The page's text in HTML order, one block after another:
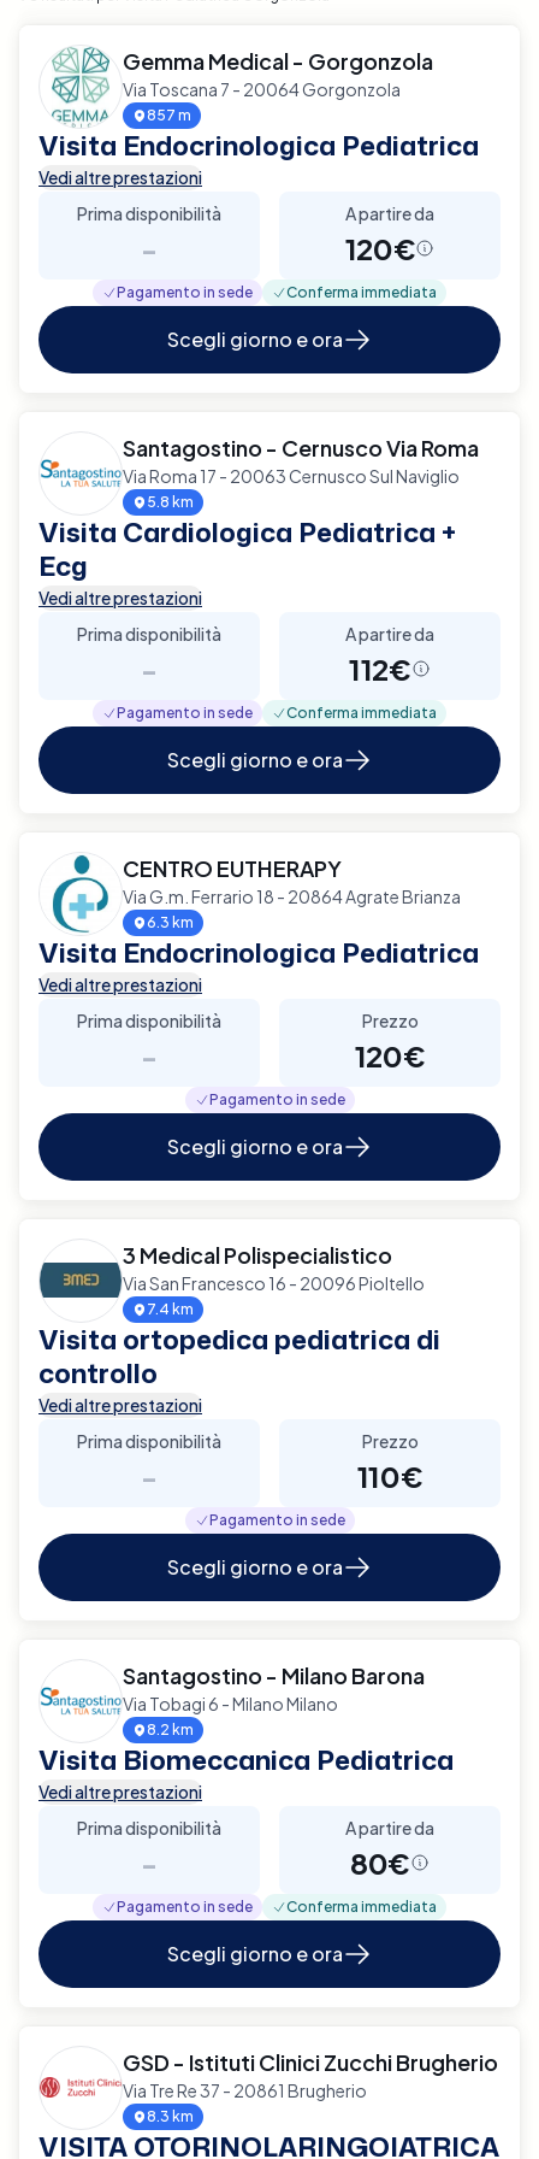
Gemma Medical - Gorgonzola
Via Toscana 7 - 20064 Gorgonzola
857 m
Visita Endocrinologica Pediatrica
Vedi altre prestazioni
Prima disponibilità
-
A partire da
120€
Pagamento in sede Conferma immediata
Scegli giorno e ora
Santagostino - Cernusco Via Roma
Via Roma 17 - 20063 Cernusco Sul Naviglio
5.8 km
Visita Cardiologica Pediatrica +
Ecg
Vedi altre prestazioni
Prima disponibilità
-
A partire da
112€
Pagamento in sede Conferma immediata
Scegli giorno e ora
CENTRO EUTHERAPY
Via G.m. Ferrario 18 - 20864 Agrate Brianza
6.3 km
Visita Endocrinologica Pediatrica
Vedi altre prestazioni
Prima disponibilità
-
Prezzo
120€
Pagamento in sede
Scegli giorno e ora
3 Medical Polispecialistico
Via San Francesco 16 - 20096 Pioltello
7.4 km
Visita ortopedica pediatrica di
controllo
Vedi altre prestazioni
Prima disponibilità
-
Prezzo
110€
Pagamento in sede
Scegli giorno e ora
Santagostino - Milano Barona
Via Tobagi 6 - Milano Milano
8.2 km
Visita Biomeccanica Pediatrica
Vedi altre prestazioni
Prima disponibilità
-
A partire da
80€
Pagamento in sede Conferma immediata
Scegli giorno e ora
GSD - Istituti Clinici Zucchi Brugherio
Via Tre Re 37 - 20861 Brugherio
8.3 km
VISITA OTORINOLARINGOIATRICA